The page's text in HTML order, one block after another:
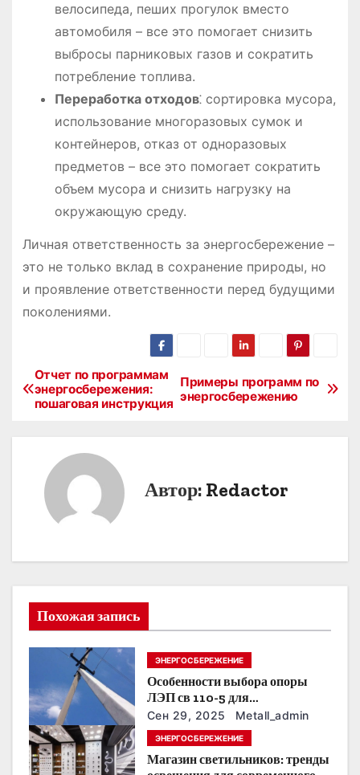
велосипеда, пеших прогулок вместо
автомобиля – все это помогает снизить
выбросы парниковых газов и сократить
потребление топлива.
Переработка отходов⁚ сортировка мусора,
использование многоразовых сумок и
контейнеров, отказ от одноразовых
предметов – все это помогает сократить
объем мусора и снизить нагрузку на
окружающую среду.
Личная ответственность за энергосбережение –
это не только вклад в сохранение природы, но
и проявление ответственности перед будущими
поколениями.
Н
и
я
о
з
а
Примеры программ по
энергосбережению
Отчет по программам
энергосбережения:
пошаговая инструкция
Автор: Redactor
Похожая запись
ЭНЕРГОСБЕРЕЖЕНИЕ
Особенности выбора опоры
ЛЭП св 110-5 для
строительства электросетей
Сен 29, 2025 Metall_admin
ЭНЕРГОСБЕРЕЖЕНИЕ
Магазин светильников: тренды